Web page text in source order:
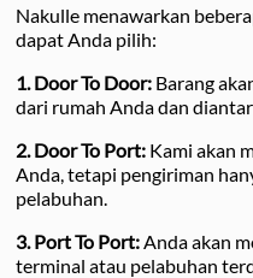
Nakulle menawarkan
dapat Anda pilih:
1. Door To Door: Barang
dari rumah Anda dan
2. Door To Port: Kami akan
Anda, tetapi pengiriman
pelabuhan.
3. Port To Port:Anda akan
terminal atau pelabuhan